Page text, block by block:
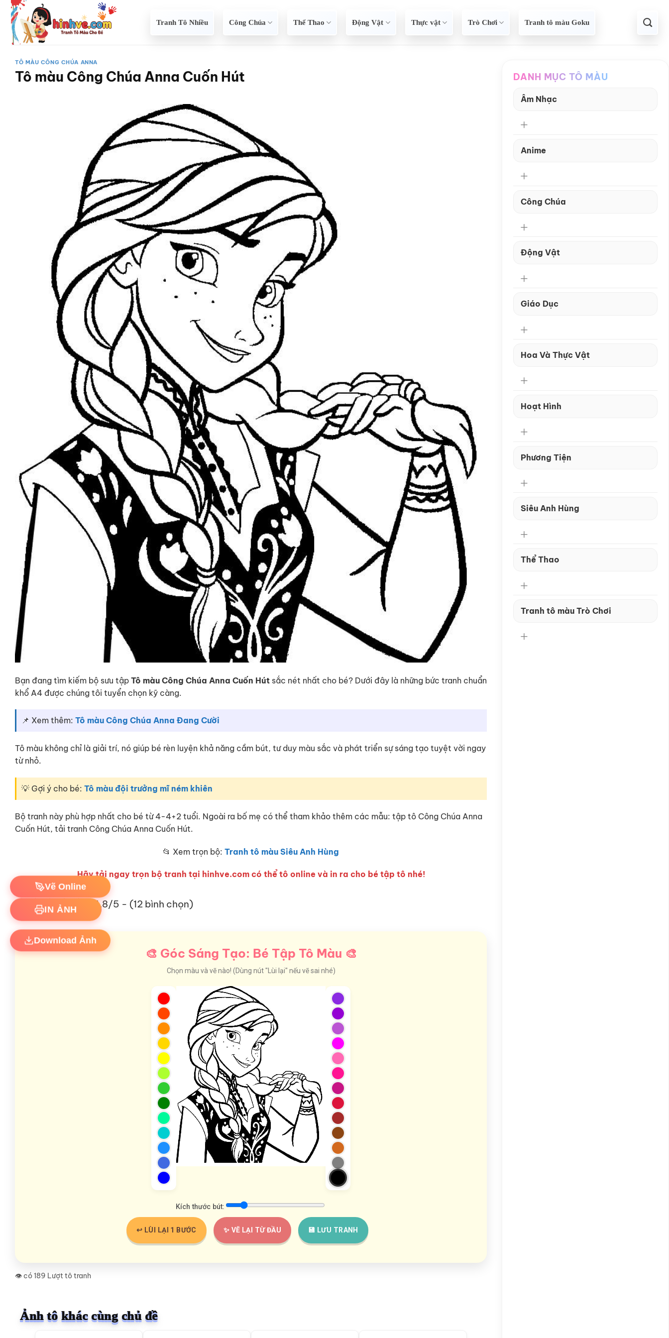
qua
dung
Tranh Tô Nhiều Công Chúa Thể Thao Động Vật Thực vật Trò Chơi Tranh tô màu Goku
TÔ MÀU CÔNG CHÚA ANNA
Tô màu Công Chúa Anna Cuốn Hút
Bạn đang tìm kiếm bộ sưu tập Tô màu Công Chúa Anna Cuốn Hút sắc nét nhất cho bé? Dưới đây là những bức tranh chuẩn
khổ A4 được chúng tôi tuyển chọn kỹ càng.
📌 Xem thêm: Tô màu Công Chúa Anna Đang Cười
Tô màu không chỉ là giải trí, nó giúp bé rèn luyện khả năng cầm bút, tư duy màu sắc và phát triển sự sáng tạo tuyệt vời ngay
từ nhỏ.
💡 Gợi ý cho bé: Tô màu đội trưởng mĩ ném khiên
Bộ tranh này phù hợp nhất cho bé từ 4-4+2 tuổi. Ngoài ra bố mẹ có thể tham khảo thêm các mẫu: tập tô Công Chúa Anna
Cuốn Hút, tải tranh Công Chúa Anna Cuốn Hút.
📂 Xem trọn bộ: Tranh tô màu Siêu Anh Hùng
Hãy tải ngay trọn bộ tranh tại hinhve.com có thể tô online và in ra cho bé tập tô nhé!
4.8/5 - (12 bình chọn)
🎨 Góc Sáng Tạo: Bé Tập Tô Màu 🎨
Chọn màu và vẽ nào! (Dùng nút "Lùi lại" nếu vẽ sai nhé)
Kích thước bút:
↩️ LÙI LẠI 1 BƯỚC ✨ VẼ LẠI TỪ ĐẦU 💾 LƯU TRANH
👁️ có 189 Lượt tô tranh
Ảnh tô khác cùng chủ đề
DANH MỤC TÔ MÀU
Âm Nhạc
Anime
Công Chúa
Động Vật
Giáo Dục
Hoa Và Thực Vật
Hoạt Hình
Phương Tiện
Siêu Anh Hùng
Thể Thao
Tranh tô màu Trò Chơi
Vẽ Online
IN ẢNH
Download Ảnh